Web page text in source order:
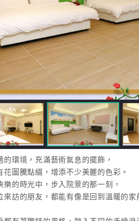
的環境，充滿藝術氣息的擺飾，
花圖騰點綴，增添不少美麗的色彩。
樂的時光中，步入院景的那一刻，
來訪的朋友，都能有像是回到溫暖的家